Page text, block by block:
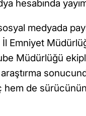
hesabında
medyada
İl Emniyet
Müdürlüğü
hem de